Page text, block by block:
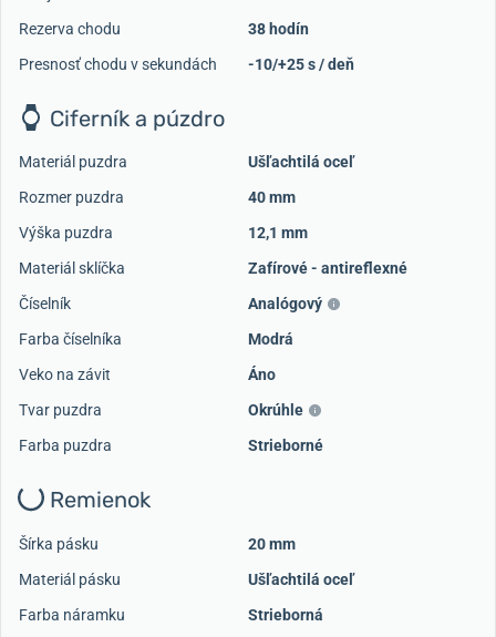
Rezerva chodu
38 hodín
Presnosť chodu v sekundách
-10/+25 s / deň
Ciferník a púzdro
Materiál puzdra
Ušľachtilá oceľ
Rozmer puzdra
40 mm
Výška puzdra
12,1 mm
Materiál sklíčka
Zafírové - antireflexné
Číselník
Analógový
Farba číselníka
Modrá
Veko na závit
Áno
Tvar puzdra
Okrúhle
Farba puzdra
Strieborné
Remienok
Šírka pásku
20 mm
Materiál pásku
Ušľachtilá oceľ
Farba náramku
Strieborná